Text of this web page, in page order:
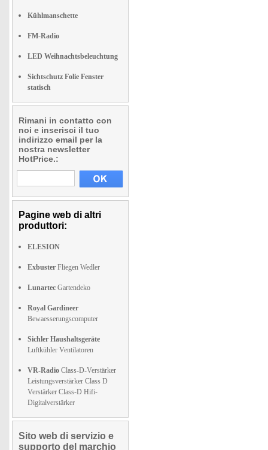
Kühlmanschette
FM-Radio
LED Weihnachtsbeleuchtung
Sichtschutz Folie Fenster
statisch
Rimani in contatto con
noi e inserisci il tuo
indirizzo email per la
nostra newsletter
HotPrice.:
Pagine web di altri
produttori:
ELESION
Exbuster Fliegen Wedler
Lunartec Gartendeko
Royal Gardineer
Bewaesserungscomputer
Sichler Haushaltsgeräte
Luftkühler Ventilatoren
VR-Radio Class-D-Verstärker
Leistungsverstärker Class D
Verstärker Class-D Hifi-
Digitalverstärker
Sito web di servizio e
supporto del marchio